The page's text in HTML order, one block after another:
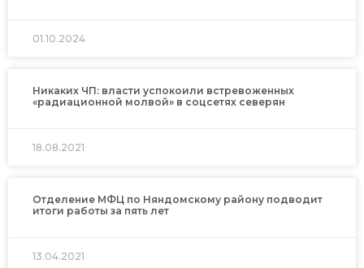
01.10.2024
Никаких ЧП: власти успокоили встревоженных
«радиационной молвой» в соцсетях северян
18.08.2021
Отделение МФЦ по Няндомскому району подводит
итоги работы за пять лет
13.04.2021